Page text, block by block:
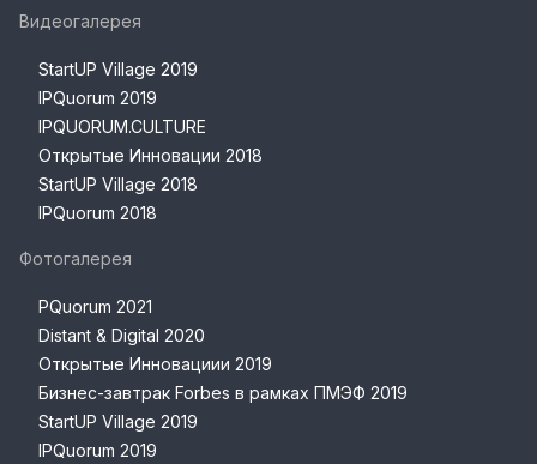
Видеогалерея
StartUP Village 2019
IPQuorum 2019
IPQUORUM.CULTURE
Открытые Инновации 2018
StartUP Village 2018
IPQuorum 2018
Фотогалерея
PQuorum 2021
Distant & Digital 2020
Открытые Инновациии 2019
Бизнес-завтрак Forbes в рамках ПМЭФ 2019
StartUP Village 2019
IPQuorum 2019